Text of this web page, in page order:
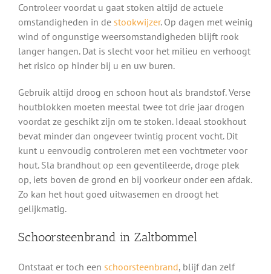
Controleer voordat u gaat stoken altijd de actuele
omstandigheden in de stookwijzer. Op dagen met weinig
wind of ongunstige weersomstandigheden blijft rook
langer hangen. Dat is slecht voor het milieu en verhoogt
het risico op hinder bij u en uw buren.
Gebruik altijd droog en schoon hout als brandstof. Verse
houtblokken moeten meestal twee tot drie jaar drogen
voordat ze geschikt zijn om te stoken. Ideaal stookhout
bevat minder dan ongeveer twintig procent vocht. Dit
kunt u eenvoudig controleren met een vochtmeter voor
hout. Sla brandhout op een geventileerde, droge plek
op, iets boven de grond en bij voorkeur onder een afdak.
Zo kan het hout goed uitwasemen en droogt het
gelijkmatig.
Schoorsteenbrand in Zaltbommel
Ontstaat er toch een schoorsteenbrand, blijf dan zelf